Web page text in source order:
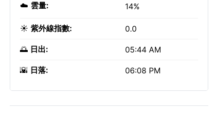
☁️ 雲量: 14%
☀️ 紫外線指數: 0.0
🌅 日出: 05:44 AM
🌇 日落: 06:08 PM